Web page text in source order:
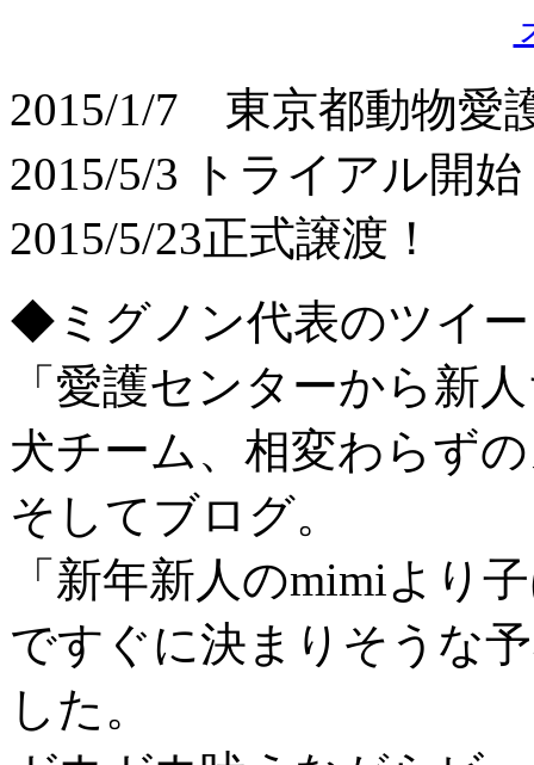
2015/1/7 東京都動物愛
2015/5/3 トライアル開始
2015/5/23正式譲渡！
◆ミグノン代表のツイ
「愛護センターから新
犬チーム、相変わらず
そしてブログ。
「新年新人のmimiより
ですぐに決まりそうな
した。